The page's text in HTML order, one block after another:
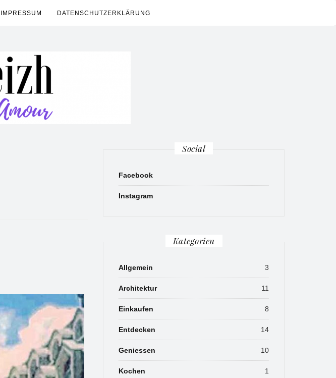
IMPRESSUM DATENSCHUTZERKLÄRUNG
Social
Facebook
Instagram
Kategorien
Allgemein 3
Architektur 11
Einkaufen 8
Entdecken 14
Geniessen 10
Kochen 1